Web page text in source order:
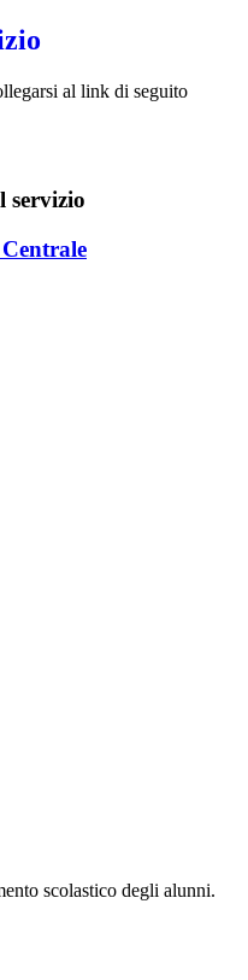
al link di seguito
servizio
scolastico degli alunni.